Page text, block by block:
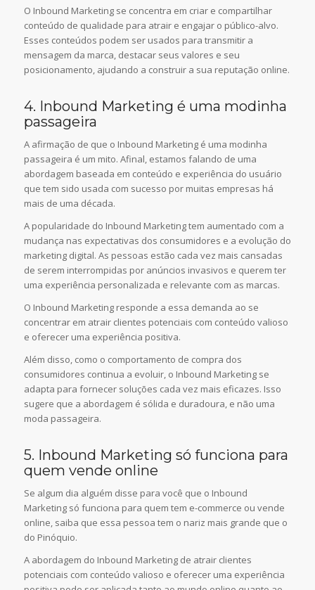
O Inbound Marketing se concentra em criar e compartilhar
conteúdo de qualidade para atrair e engajar o público-alvo.
Esses conteúdos podem ser usados para transmitir a
mensagem da marca, destacar seus valores e seu
posicionamento, ajudando a construir a sua reputação online.
4. Inbound Marketing é uma modinha
passageira
A afirmação de que o Inbound Marketing é uma modinha
passageira é um mito. Afinal, estamos falando de uma
abordagem baseada em conteúdo e experiência do usuário
que tem sido usada com sucesso por muitas empresas há
mais de uma década.
A popularidade do Inbound Marketing tem aumentado com a
mudança nas expectativas dos consumidores e a evolução do
marketing digital. As pessoas estão cada vez mais cansadas
de serem interrompidas por anúncios invasivos e querem ter
uma experiência personalizada e relevante com as marcas.
O Inbound Marketing responde a essa demanda ao se
concentrar em atrair clientes potenciais com conteúdo valioso
e oferecer uma experiência positiva.
Além disso, como o comportamento de compra dos
consumidores continua a evoluir, o Inbound Marketing se
adapta para fornecer soluções cada vez mais eficazes. Isso
sugere que a abordagem é sólida e duradoura, e não uma
moda passageira.
5. Inbound Marketing só funciona para
quem vende online
Se algum dia alguém disse para você que o Inbound
Marketing só funciona para quem tem e-commerce ou vende
online, saiba que essa pessoa tem o nariz mais grande que o
do Pinóquio.
A abordagem do Inbound Marketing de atrair clientes
potenciais com conteúdo valioso e oferecer uma experiência